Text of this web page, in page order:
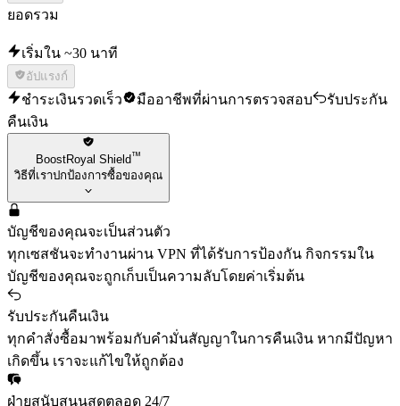
ยอดรวม
เริ่มใน ~30 นาที
อัปแรงก์
ชำระเงินรวดเร็ว มืออาชีพที่ผ่านการตรวจสอบ
รับประกัน
คืนเงิน
BoostRoyal Shield™
วิธีที่เราปกป้องการซื้อของคุณ
บัญชีของคุณจะเป็นส่วนตัว
ทุกเซสชันจะทำงานผ่าน VPN ที่ได้รับการป้องกัน กิจกรรมใน
บัญชีของคุณจะถูกเก็บเป็นความลับโดยค่าเริ่มต้น
รับประกันคืนเงิน
ทุกคำสั่งซื้อมาพร้อมกับคำมั่นสัญญาในการคืนเงิน หากมีปัญหา
เกิดขึ้น เราจะแก้ไขให้ถูกต้อง
ฝ่ายสนับสนุนสดตลอด 24/7